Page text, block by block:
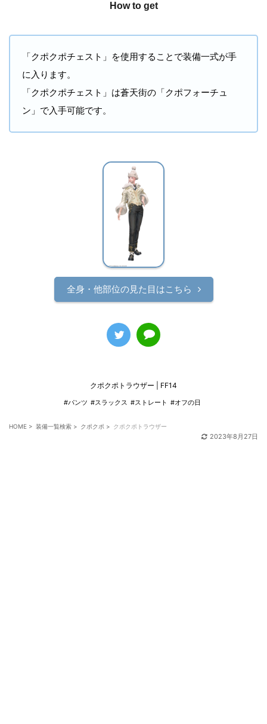
How to get
「クポクポチェスト」を使用することで装備一式が手
に入ります。
「クポクポチェスト」は蒼天街の「クポフォーチュ
ン」で入手可能です。
全身・他部位の見た目はこちら
クポクポトラウザー | FF14
#パンツ #スラックス #ストレート #オフの日
HOME > 装備一覧検索 > クポクポ > クポクポトラウザー
2023年8月27日